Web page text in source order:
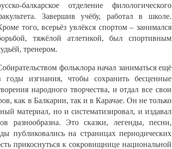
балкарское отделение филологического
Завершив учёбу, работал в школе.
того, всерьёз увлёкся спортом – занимался
тяжёлой атлетикой, был спортивным
тренером.
фольклора начал заниматься ещё
годы изгнания, чтобы сохранить бесценные
народного творчества, и отдал все свои
как в Балкарии, так и в Карачае. Он не только
материал, но и систематизировал, и издавал
разнообразна. Это сказки, легенды, песни,
публиковались на страницах периодических
прикоснуться к сокровищнице национальной